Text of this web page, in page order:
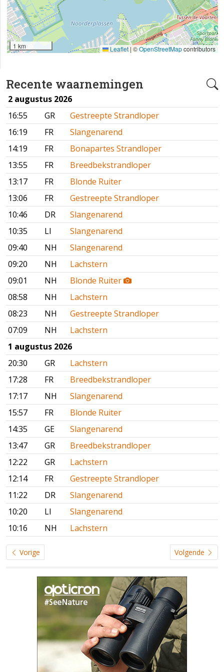
Recente waarnemingen
2 augustus 2026
16:55
GR
Gestreepte Strandloper
16:19
FR
Slangenarend
14:19
FR
Bonapartes Strandloper
13:55
FR
Breedbekstrandloper
13:17
FR
Blonde Ruiter
13:06
FR
Gestreepte Strandloper
10:46
DR
Slangenarend
10:35
LI
Slangenarend
09:40
NH
Slangenarend
09:20
NH
Lachstern
09:01
NH
Blonde Ruiter
08:58
NH
Lachstern
08:23
NH
Gestreepte Strandloper
07:09
NH
Lachstern
1 augustus 2026
20:30
GR
Lachstern
17:28
FR
Breedbekstrandloper
17:17
NH
Slangenarend
15:57
FR
Blonde Ruiter
14:35
GE
Slangenarend
13:47
GR
Breedbekstrandloper
12:22
GR
Lachstern
12:14
FR
Gestreepte Strandloper
11:22
DR
Slangenarend
10:20
LI
Slangenarend
10:16
NH Lachstern
Vorige Volgende
1 km Leaflet | ©OpenStreetMapcontributors